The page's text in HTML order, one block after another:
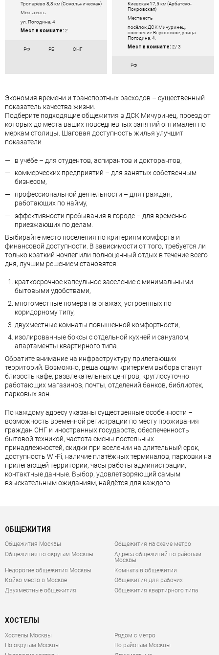
Тропарёво 8,8 км (Сокольническая)
Места есть
ул. Погодина, 4
Мест в комнате: 2
РФ РБ СНГ
Киевская 17,5 км (Арбатско-
Покровская)
Места есть
посёлок ДСК Мичуринец,
поселение Внуковское, улица
Погодина, 4.
Мест в комнате: 2/ 3
РФ
Экономия времени и транспортных расходов – существенный
показатель качества жизни.
Подберите подходящие общежития в ДСК Мичуринец, проезд от
которых до места ваших повседневных занятий оптимален по
меркам столицы. Шаговая доступность жилья улучшит
показатели
в учёбе – для студентов, аспирантов и докторантов,
коммерческих предприятий – для занятых собственным
бизнесом,
профессиональной деятельности – для граждан,
работающих по найму,
эффективности пребывания в городе – для временно
приезжающих по делам.
Выбирайте место поселения по критериям комфорта и
финансовой доступности. В зависимости от того, требуется ли
только краткий ночлег или полноценный отдых в течение всего
дня, лучшим решением становятся:
краткосрочное капсульное заселение с минимальными
бытовыми удобствами,
многоместные номера на этажах, устроенных по
коридорному типу,
двухместные комнаты повышенной комфортности,
изолированные боксы с отдельной кухней и санузлом,
апартаменты квартирного типа.
Обратите внимание на инфраструктуру прилегающих
территорий. Возможно, решающим критерием выбора станут
близость кафе, развлекательных центров, круглосуточно
работающих магазинов, почты, отделений банков, библиотек,
парковых зон.
По каждому адресу указаны существенные особенности –
возможность временной регистрации по месту проживания
граждан СНГ и иностранных государств, обеспеченность
бытовой техникой, частота смены постельных
принадлежностей, скидки при вселении на длительный срок,
доступность Wi-Fi, наличие платёжных терминалов, парковки на
прилегающей территории, часы работы администрации,
контактные данные. Выбор, удовлетворяющий самым
взыскательным ожиданиям, найдётся для каждого.
ОБЩЕЖИТИЯ
Общежития Москвы
Общежития на схеме метро
Общежития по округам Москвы
Адреса общежитий по районам
Москвы
Недорогие общежития Москвы
Комната в общежитии
Койко место в Москве
Общежития для рабочих
Двухместные общежития
Общежития квартирного типа
ХОСТЕЛЫ
Хостелы Москвы
По округам Москвы
Рядом с метро
По районам Москвы